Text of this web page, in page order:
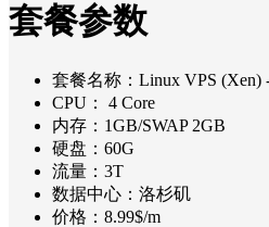
套餐参数
套餐名称：Linux VPS (Xen)
CPU： 4 Core
内存：1GB/SWAP 2GB
硬盘：60G
流量：3T
数据中心：洛杉矶
价格：8.99$/m